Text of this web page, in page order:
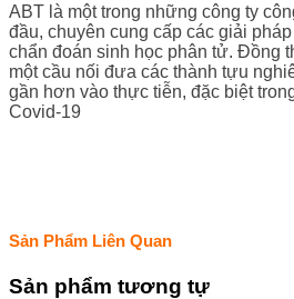
ABT là một trong những công ty
đầu, chuyên cung cấp các giải
chẩn đoán sinh học phân tử. Đồng
một cầu nối đưa các thành tựu
gần hơn vào thực tiễn, đặc biệt
Covid-19
Sản Phẩm Liên Quan
Sản phẩm tương tự